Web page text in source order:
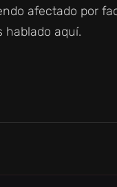
afectado por
hablado aquí.